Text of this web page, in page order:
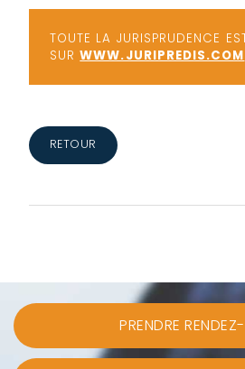
TOUTE LA JURISPRUDENCE
SURWWW.JURIPREDIS.COM
RETOUR
PRENDRE